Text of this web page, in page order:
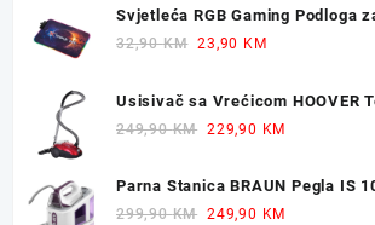
was:
159,90 KM.
is:
Svjetleća RGB Gaming Podloga
77x30cm
32,90KM Original
was:
23,90 KMCurrent
Usisivač sa Vrećicom HOOVER Telios Plus TE70
700W
249,90KM Original
was:
249,90 KM.
229,90 KM
is:
Parna Stanica BRAUN Pegla IS
299,90KM Original
249,90 KM